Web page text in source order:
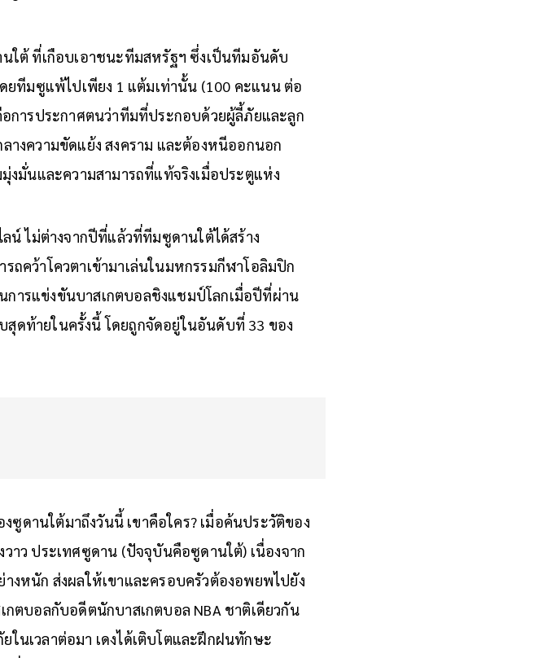
ออล เดง กล่าว
ใต้ ที่เกือบเอาชนะทีมสหรัฐฯ ซึ่งเป็นทีมอันดับ
ยทีมซูแพ้ไปเพียง 1 แต้มเท่านั้น (100 คะแนน ต่อ
การประกาศตนว่าทีมที่ประกอบด้วยผู้ลี้ภัยและลูก
างความขัดแย้ง สงคราม และต้องหนีออกนอก
มั่นและความสามารถที่แท้จริงเมื่อประตูแห่ง
น์ ไม่ต่างจากปีที่แล้วที่ทีมซูดานใต้ได้สร้าง
ถคว้าโควตาเข้ามาเล่นในมหกรรมกีฬาโอลิมปิก
ารแข่งขันบาสเกตบอลชิงแชมป์โลกเมื่อปีที่ผ่าน
ดท้ายในครั้งนี้ โดยถูกจัดอยู่ในอันดับที่ 33 ของ
ดานใต้มาถึงวันนี้ เขาคือใคร? เมื่อค้นประวัติของ
วาว ประเทศซูดาน (ปัจจุบันคือซูดานใต้) เนื่องจาก
งหนัก ส่งผลให้เขาและครอบครัวต้องอพยพไปยัง
ตบอลกับอดีตนักบาสเกตบอล NBA ชาติเดียวกัน